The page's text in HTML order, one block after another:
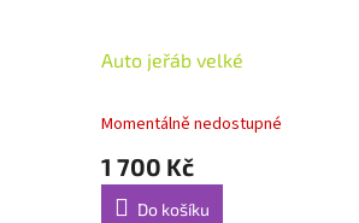
Auto jeřáb velké
Momentálně nedostupné
1 700 Kč
Do košíku